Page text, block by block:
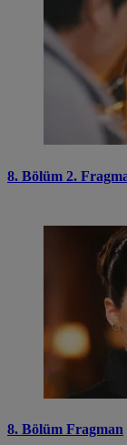
8. Bölüm 2.
8. Bölüm Fragman